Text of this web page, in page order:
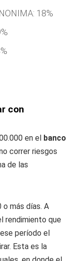
18%
con
en el banco
correr riesgos
de las
o más días. A
rendimiento que
período el
Esta es la